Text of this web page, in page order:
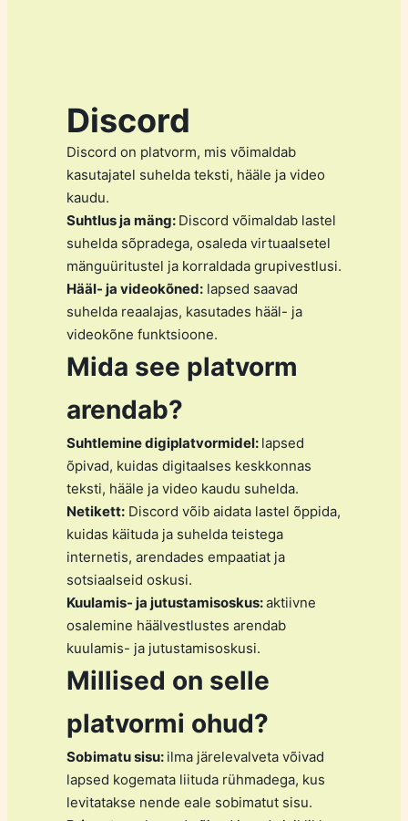
Discord
Discord on platvorm, mis võimaldab
kasutajatel suhelda teksti, hääle ja video
kaudu.
Suhtlus ja mäng: Discord võimaldab lastel
suhelda sõpradega, osaleda virtuaalsetel
mänguüritustel ja korraldada grupivestlusi.
Hääl- ja videokõned:lapsed saavad
suhelda reaalajas, kasutades hääl- ja
videokõne funktsioone.
Mida see platvorm
arendab?
Suhtlemine digiplatvormidel: lapsed
õpivad, kuidas digitaalses keskkonnas
teksti, hääle ja video kaudu suhelda.
Netikett:Discord võib aidata lastel õppida,
kuidas käituda ja suhelda teistega
internetis, arendades empaatiat ja
sotsiaalseid oskusi.
Kuulamis- ja jutustamisoskus:aktiivne
osalemine häälvestlustes arendab
kuulamis- ja jutustamisoskusi.
Millised on selle
platvormi ohud?
Sobimatu sisu: ilma järelevalveta võivad
lapsed kogemata liituda rühmadega, kus
levitatakse nende eale sobimatut sisu.